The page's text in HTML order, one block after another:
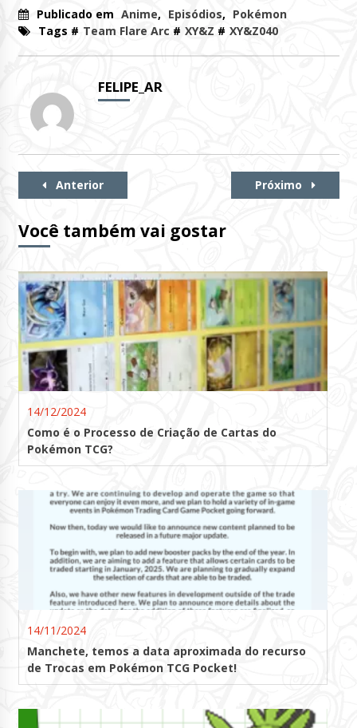
Publicado em Anime, Episódios, Pokémon
Tags # Team Flare Arc # XY&Z # XY&Z040
FELIPE_AR
Continue
Anterior Próximo
Você também vai gostar
14/12/2024
Como é o Processo de Criação de Cartas do
Pokémon TCG?
14/11/2024
Manchete, temos a data aproximada do recurso
de Trocas em Pokémon TCG Pocket!